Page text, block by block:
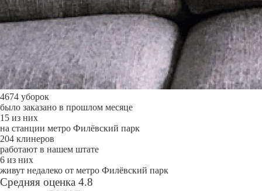
4674 уборок
было заказано в прошлом месяце
15 из них
на станции метро Филёвский парк
204 клинеров
работают в нашем штате
6 из них
живут недалеко от метро Филёвский парк
Средняя оценка 4.8